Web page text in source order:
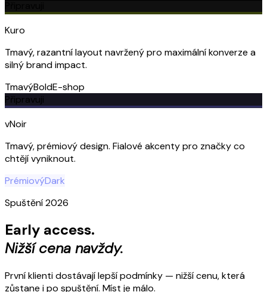
Kuro
Tmavý, razantní layout navržený pro maximální konverze a
silný brand impact.
TmavýBoldE-shop
Připravuji
vNoir
Tmavý, prémiový design. Fialové akcenty pro značky co
chtějí vyniknout.
PrémiovýDark
Spuštění 2026
Early access.
Nižší cena navždy.
První klienti dostávají lepší podmínky — nižší cenu, která
zůstane i po spuštění. Míst je málo.